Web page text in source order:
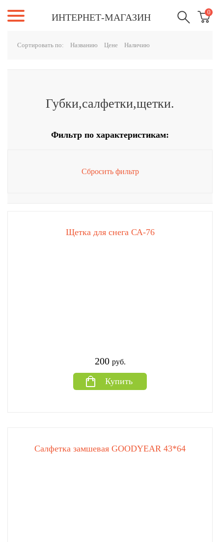
ИНТЕРНЕТ-МАГАЗИН 0
Сортировать по: Названию Цене Наличию
Губки,салфетки,щетки.
Фильтр по характеристикам:
Сбросить фильтр
Щетка для снега СА-76
200 руб.
Купить
Салфетка замшевая GOODYEAR 43*64